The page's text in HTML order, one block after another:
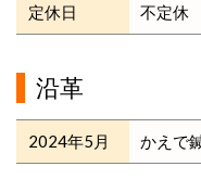
定休日 不定休
沿革
2024年5月 かえで